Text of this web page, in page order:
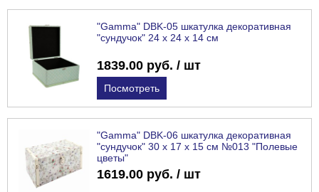
"Gamma" DBK-05 шкатулка декоративная
"сундучок" 24 х 24 х 14 см
1839.00 руб. / шт
Посмотреть
"Gamma" DBK-06 шкатулка декоративная
"сундучок" 30 х 17 х 15 см №013 "Полевые
цветы"
1619.00 руб. / шт